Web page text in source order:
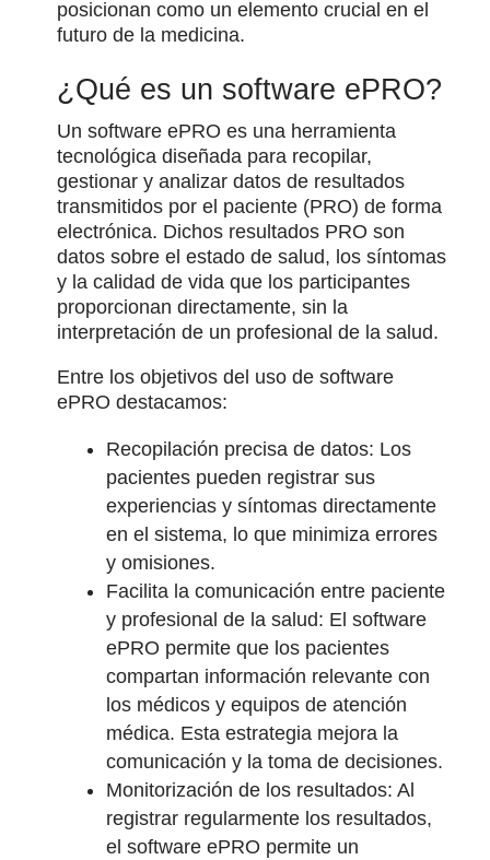
posicionan como un elemento crucial en el
futuro de la medicina.
¿Qué es un software ePRO?
Un software ePRO es una herramienta
tecnológica diseñada para recopilar,
gestionar y analizar datos de resultados
transmitidos por el paciente (PRO) de forma
electrónica. Dichos resultados PRO son
datos sobre el estado de salud, los síntomas
y la calidad de vida que los participantes
proporcionan directamente, sin la
interpretación de un profesional de la salud.
Entre los objetivos del uso de software
ePRO destacamos:
Recopilación precisa de datos: Los
pacientes pueden registrar sus
experiencias y síntomas directamente
en el sistema, lo que minimiza errores
y omisiones.
Facilita la comunicación entre paciente
y profesional de la salud: El software
ePRO permite que los pacientes
compartan información relevante con
los médicos y equipos de atención
médica. Esta estrategia mejora la
comunicación y la toma de decisiones.
Monitorización de los resultados: Al
registrar regularmente los resultados,
el software ePRO permite un